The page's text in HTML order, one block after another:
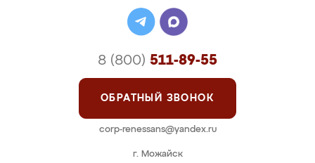
г. Можайск
8 (800) 511-89-55
ОБРАТНЫЙ ЗВОНОК
corp-renessans@yandex.ru